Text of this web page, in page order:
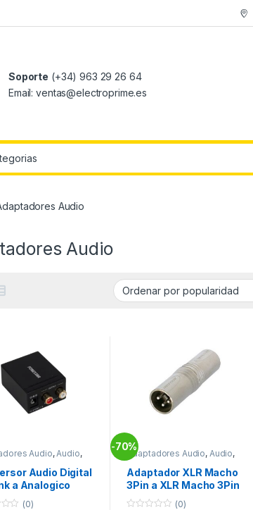
Soporte (+34) 963 29 26 64
Email: ventas@electroprime.es
Audio
Audio
Audio, Audio,
Audio Digital
a Analogico
FO-
(0)
-70%
Adaptadores Audio, Audio,
Conectividad
Adaptador XLR Macho
3Pin a XLR Macho 3Pin
NEUTRIK
(0)